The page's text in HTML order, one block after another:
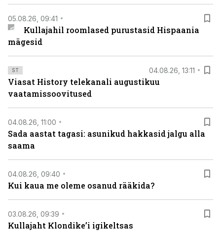
05.08.26, 09:41
Kullajahil roomlased purustasid Hispaania
mägesid
ST 04.08.26, 13:11
Viasat History telekanali augustikuu
vaatamissoovitused
04.08.26, 11:00
Sada aastat tagasi: asunikud hakkasid jalgu alla
saama
04.08.26, 09:40
Kui kaua me oleme osanud rääkida?
03.08.26, 09:39
Kullajaht Klondike’i igikeltsas